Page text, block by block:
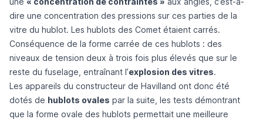
dire une concentration des pressions sur ces parties de la
vitre du hublot. Les hublots des Comet étaient carrés.
Conséquence de la forme carrée de ces hublots : des
niveaux de tension deux à trois fois plus élevés que sur le
reste du fuselage , entraînant l’explosion des vitres.
Les appareils du constructeur de Havilland ont donc été
dotés de hublots ovales par la suite, les tests démontrant
que la forme ovale des hublots permettait une meilleure